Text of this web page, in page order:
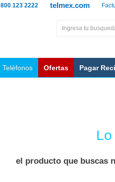
telmex.com
800 123 2222
Teléfonos Ofertas Pagar
el producto que buscas